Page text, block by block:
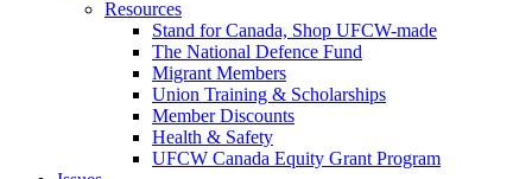
Resources
Stand for Canada, Shop UFCW-made
The National Defence Fund
Migrant Members
Union Training & Scholarships
Member Discounts
Health & Safety
UFCW Canada Equity Grant Program